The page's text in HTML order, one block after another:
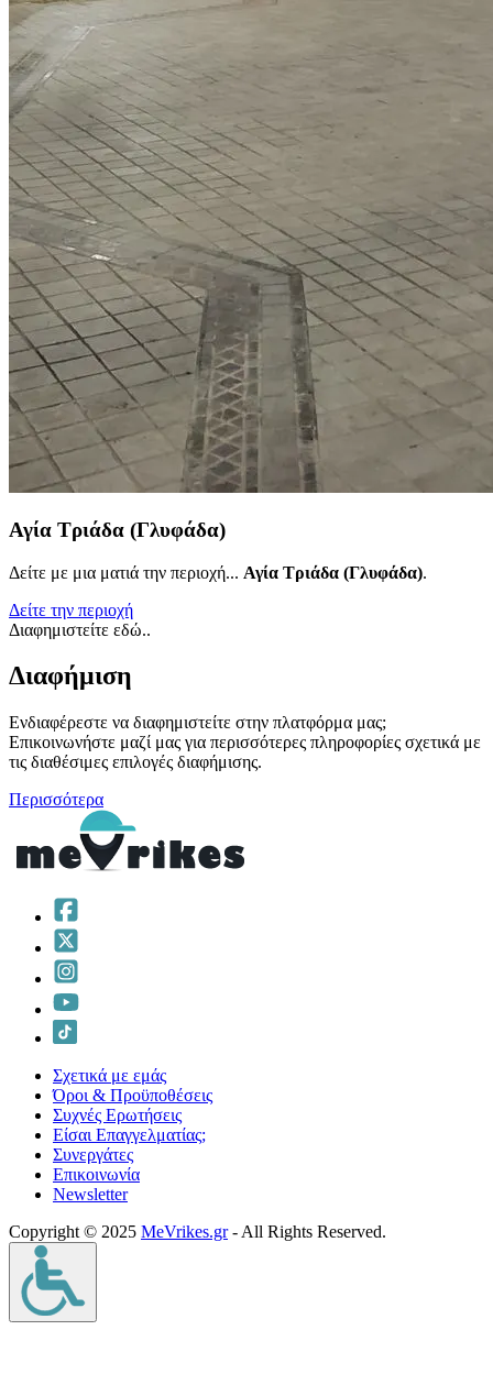
Αγία Τριάδα (Γλυφάδα)
Δείτε με μια ματιά την περιοχή... Αγία Τριάδα (Γλυφάδα).
Δείτε την περιοχή
Διαφημιστείτε εδώ..
Διαφήμιση
Ενδιαφέρεστε να διαφημιστείτε στην πλατφόρμα μας;
Επικοινωνήστε μαζί μας για περισσότερες πληροφορίες σχετικά με
τις διαθέσιμες επιλογές διαφήμισης.
Περισσότερα
Σχετικά με εμάς
Όροι & Προϋποθέσεις
Συχνές Ερωτήσεις
Είσαι Επαγγελματίας;
Συνεργάτες
Επικοινωνία
Νewsletter
Copyright © 2025 MeVrikes.gr- All Rights Reserved.